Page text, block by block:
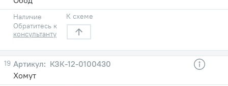
Наличие
Обратитесь к
консультанту
К схеме
19
КЗК-12-0100430
Хомут